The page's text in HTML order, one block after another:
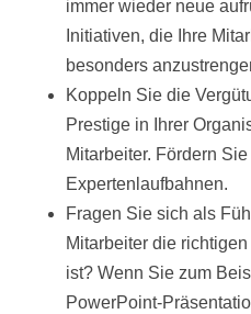
immer wieder neue
Initiativen, die Ihre
besonders
Koppeln Sie die
Prestige in Ihrer
Mitarbeiter. Fördern
Expertenlaufbahnen.
Fragen Sie sich als
Mitarbeiter die
ist? Wenn Sie zum
PowerPoint-